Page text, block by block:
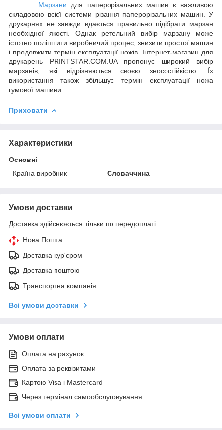
Марзани для паперорізальних машин є важливою
складовою всієї системи різання паперорізальних машин. У
друкарнях не завжди вдається правильно підібрати марзан
необхідної якості. Однак ретельний вибір марзану може
істотно поліпшити виробничий процес, знизити простої машин
і продовжити термін експлуатації ножів. Інтернет-магазин для
друкарень PRINTSTAR.COM.UA пропонує широкий вибір
марзанів, які відрізняються своєю зносостійкістю. Їх
використання також збільшує термін експлуатації ножа
гумової машини.
Приховати
Характеристики
Основні
Країна виробник
Словаччина
Умови доставки
Доставка здійснюється тільки по передоплаті.
Нова Пошта
Доставка кур'єром
Доставка поштою
Транспортна компанія
Всі умови доставки
Умови оплати
Оплата на рахунок
Оплата за реквізитами
Картою Visa і Mastercard
Через термінал самообслуговування
Всі умови оплати